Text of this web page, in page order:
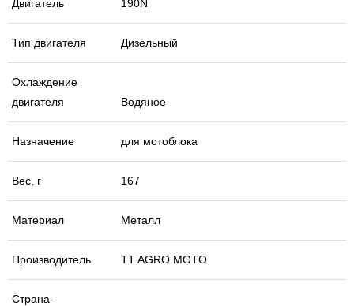
Двигатель 190N
Тип двигателя Дизельный
Охлаждение
двигателя
Водяное
Назначение для мотоблока
Вес, г 167
Материал Металл
Производитель TT AGRO MOTO
Страна-